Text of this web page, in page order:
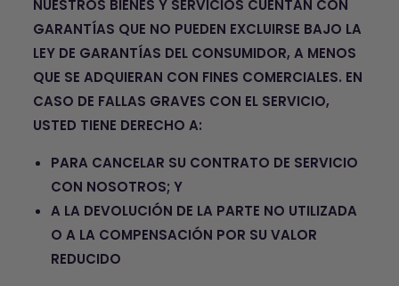
NUESTROS BIENES Y SERVICIOS CUENTAN CON
GARANTÍAS QUE NO PUEDEN EXCLUIRSE BAJO LA
LEY DE GARANTÍAS DEL CONSUMIDOR, A MENOS
QUE SE ADQUIERAN CON FINES COMERCIALES. EN
CASO DE FALLAS GRAVES CON EL SERVICIO,
USTED TIENE DERECHO A:
PARA CANCELAR SU CONTRATO DE SERVICIO
CON NOSOTROS; Y
A LA DEVOLUCIÓN DE LA PARTE NO UTILIZADA
O A LA COMPENSACIÓN POR SU VALOR
REDUCIDO